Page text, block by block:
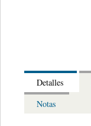
Detalles
Notas